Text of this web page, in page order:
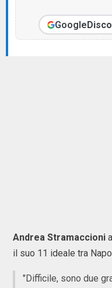
Google
Andrea Stramaccioni
il suo 11 ideale tra
"Difficile, sono due